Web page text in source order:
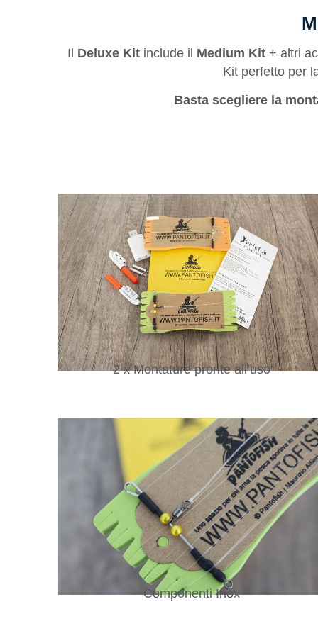
Il Deluxe Kitinclude il Medium Kit+ altri
Kit perfetto per
Basta scegliere la
2 x Montature pronte all’uso
Componenti Inox